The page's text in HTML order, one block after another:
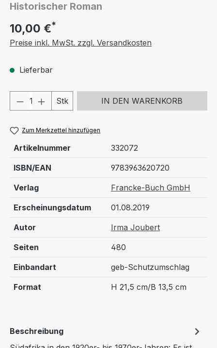
Historischer Roman
10,00 €*
Preise inkl. MwSt. zzgl. Versandkosten
Lieferbar
Produkt Anzahl: Gib den
Stk IN DEN WARENKORB
Zum Merkzettel hinzufügen
Artikelnummer 332072
ISBN/EAN 9783963620720
Verlag Francke-Buch GmbH
Erscheinungsdatum 01.08.2019
Autor Irma Joubert
Seiten 480
Einbandart geb-Schutzumschlag
Format H 21,5 cm/B 13,5 cm
Beschreibung